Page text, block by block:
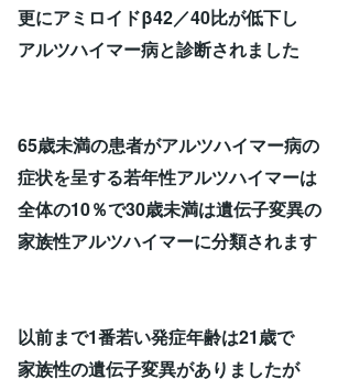
更にアミロイドβ42／40比が低下し
アルツハイマー病と診断されました
65歳未満の患者がアルツハイマー病の
症状を呈する若年性アルツハイマーは
全体の10％で30歳未満は遺伝子変異の
家族性アルツハイマーに分類されます
以前まで1番若い発症年齢は21歳で
家族性の遺伝子変異がありましたが